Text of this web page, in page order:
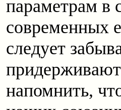
параметрам в
современных
следует
напомнить,